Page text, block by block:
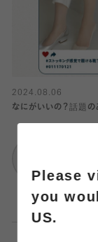
2024.08.06
なにがいいの？話題の
ア
Please
you
US.